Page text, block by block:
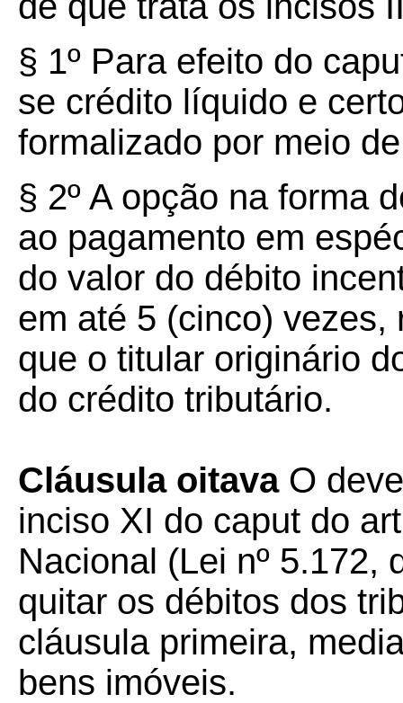
§ 1º Para efeito do
se crédito líquido e
formalizado por meio
§ 2º A opção na forma
ao pagamento em
do valor do débito
em até 5 (cinco)
que o titular originário
do crédito tributário.
Cláusula oitava O
inciso XI do caput do
Nacional (Lei nº 5.172,
quitar os débitos dos
cláusula primeira,
bens imóveis.